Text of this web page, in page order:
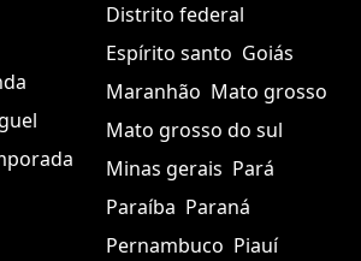
Distrito federal
Espírito santo Goiás
Maranhão Mato grosso
Mato grosso do sul
Minas gerais Pará
Paraíba Paraná
Pernambuco Piauí